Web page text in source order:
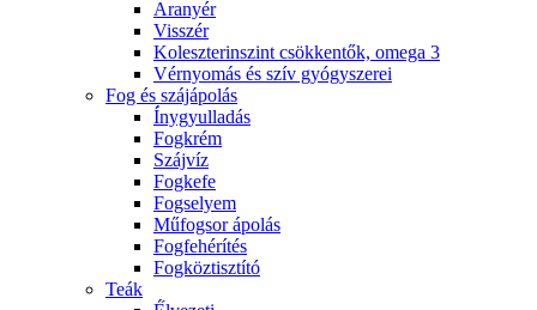
Aranyér
Visszér
Koleszterinszint csökkentők, omega 3
Vérnyomás és szív gyógyszerei
Fog és szájápolás
Í́nygyulladás
Fogkrém
Szájvíz
Fogkefe
Fogselyem
Műfogsor ápolás
Fogfehérítés
Fogköztisztító
Teák